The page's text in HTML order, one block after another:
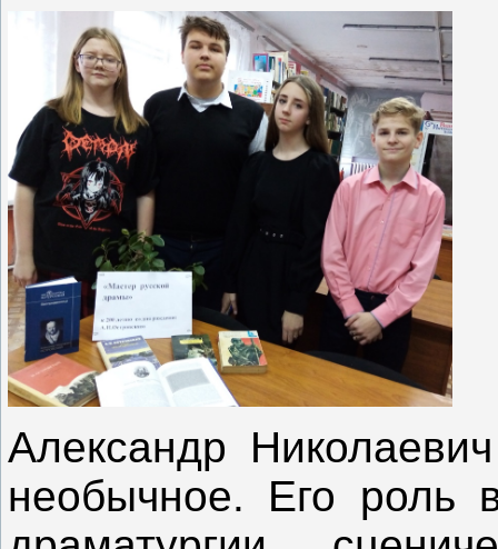
Александр
необычное. Его роль